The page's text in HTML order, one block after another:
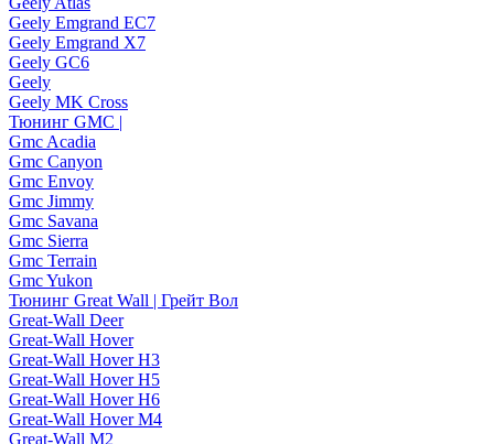
Geely Emgrand EC7
Geely Emgrand X7
Geely GC6
Geely
Geely MK Cross
Тюнинг GMC |
Gmc Acadia
Gmc Canyon
Gmc Envoy
Gmc Jimmy
Gmc Savana
Gmc Sierra
Gmc Terrain
Gmc Yukon
Тюнинг Great Wall | Грейт Вол
Great-Wall Deer
Great-Wall Hover
Great-Wall Hover H3
Great-Wall Hover H5
Great-Wall Hover H6
Great-Wall Hover M4
Great-Wall M2